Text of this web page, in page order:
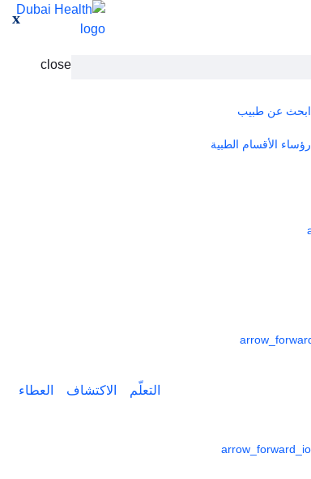
x
close
ابحث عن طبيب
رؤساء الأقسام الطبية
التعلّم الاكتشاف العطاء